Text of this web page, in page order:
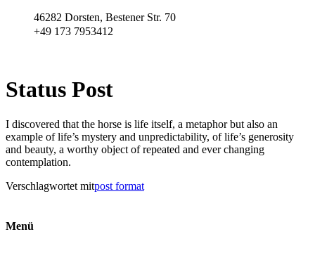
46282 Dorsten, Bestener Str. 70
+49 173 7953412
Status Post
I discovered that the horse is life itself, a metaphor but also an
example of life’s mystery and unpredictability, of life’s generosity
and beauty, a worthy object of repeated and ever changing
contemplation.
Verschlagwortet mitpost format
Menü